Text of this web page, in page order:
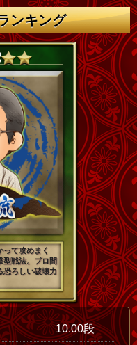
ンキング
て攻めまく
型戦法。プロ間
恐ろしい破壊力
10.00段